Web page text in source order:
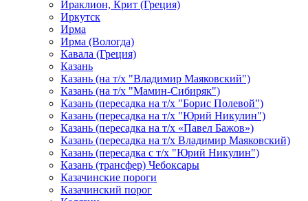
Ираклион, Крит (Греция)
Иркутск
Ирма
Ирма (Вологда)
Кавала (Греция)
Казань
Казань (на т/х "Владимир Маяковский")
Казань (на т/х "Мамин-Сибиряк")
Казань (пересадка на т/х "Борис Полевой")
Казань (пересадка на т/х "Юрий Никулин")
Казань (пересадка на т/х «Павел Бажов»)
Казань (пересадка на т/х Владимир Маяковский)
Казань (пересадка с т/х "Юрий Никулин")
Казань (трансфер) Чебоксары
Казачинские пороги
Казачинский порог